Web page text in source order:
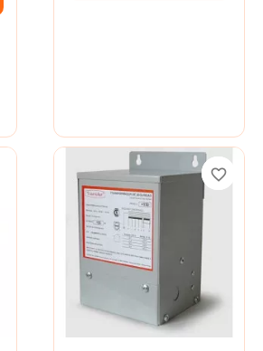
favorite_border
favorite_border